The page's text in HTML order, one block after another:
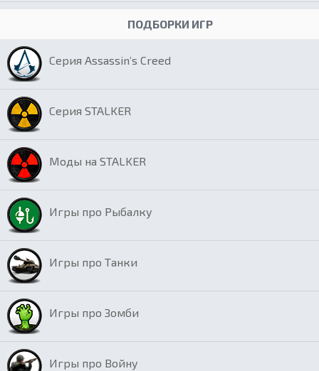
ПОДБОРКИ ИГР
Серия Assassin’s Creed
Серия STALKER
Моды на STALKER
Игры про Рыбалку
Игры про Танки
Игры про Зомби
Игры про Войну